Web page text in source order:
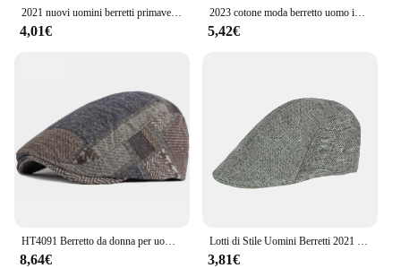
2021 nuovi uomini berretti primavera autunno inverno stile britannico berretto cappello retrò inghilterra cappello cappelli maschili berretti pittore con visiera per papà
4,01€
2023 cotone moda berretto uomo impiombato colore moda donna cappello strillone elastico Outdoor Retro Art Octagon Cap
5,42€
HT4091 Berretto da donna per uomo Cappelli autunno inverno per uomo Donna Cappello berretto scozzese Berretto piatto regolabile Berretti da donna maschili
8,64€
Lotti di Stile Uomini Berretti 2021 Primavera Autunno Casual Strada Berretto Cappello Retro Inghilterra Cappello Selvaggio Ottagonale Cap Fashon Cappelli Berretti
3,81€